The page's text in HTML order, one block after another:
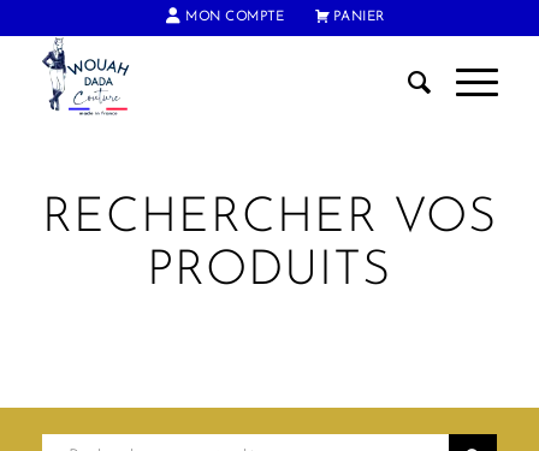
MON COMPTE PANIER
RECHERCHER VOS
PRODUITS